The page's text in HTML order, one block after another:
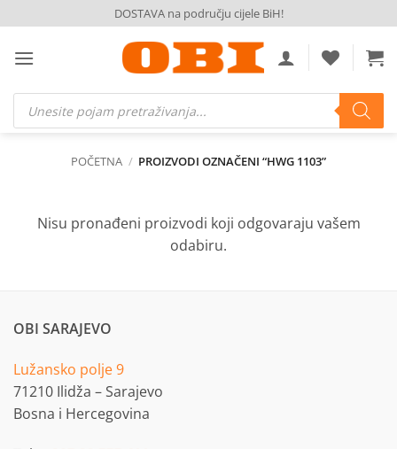
to
content
DOSTAVA na području cijele BiH!
Products
search
POČETNA / PROIZVODI OZNAČENI “HWG 1103”
Nisu pronađeni proizvodi koji odgovaraju vašem
odabiru.
OBI SARAJEVO
Lužansko polje 9
71210 Ilidža – Sarajevo
Bosna i Hercegovina